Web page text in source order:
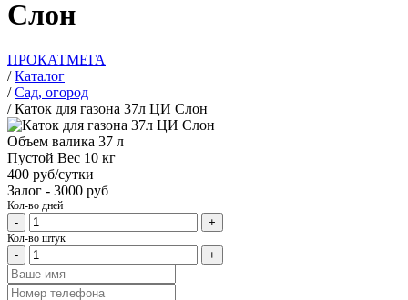
Слон
ПРОКАТМЕГА
/Каталог
/Сад, огород
/Каток для газона 37л ЦИ Слон
Объем валика 37 л
Пустой Вес 10 кг
400 руб/сутки
Залог - 3000 руб
Кол-во дней
- +
Кол-во штук
- +